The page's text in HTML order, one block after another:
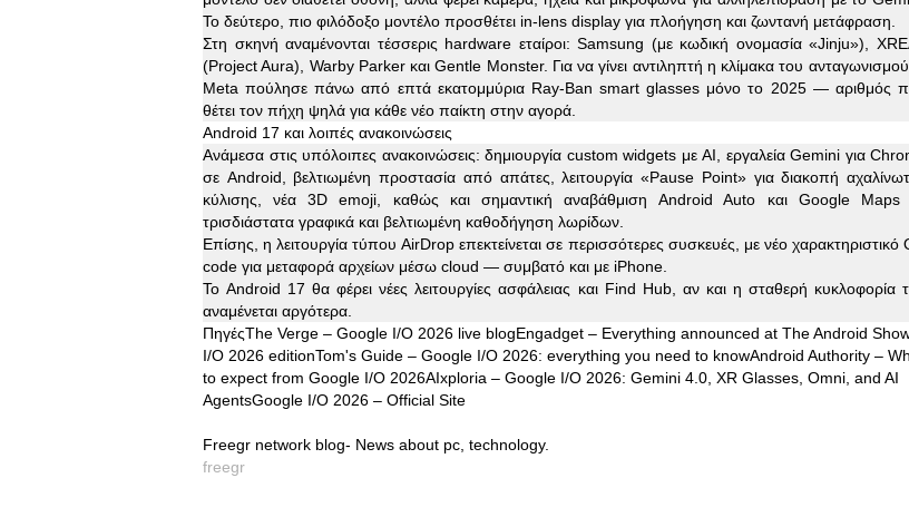
Το δεύτερο, πιο φιλόδοξο μοντέλο προσθέτει in-lens display για πλοήγηση και ζωντανή μετάφραση.
Στη σκηνή αναμένονται τέσσερις hardware εταίροι: Samsung (με κωδική ονομασία «Jinju»),
(Project Aura), Warby Parker και Gentle Monster. Για να γίνει αντιληπτή η κλίμακα του
Meta πούλησε πάνω από επτά εκατομμύρια Ray-Ban smart glasses μόνο το 2025 — αριθμός
θέτει τον πήχη ψηλά για κάθε νέο παίκτη στην αγορά.
Android 17 και λοιπές ανακοινώσεις
Ανάμεσα στις υπόλοιπες ανακοινώσεις: δημιουργία custom widgets με AI, εργαλεία Gemini για
σε Android, βελτιωμένη προστασία από απάτες, λειτουργία «Pause Point» για διακοπή
κύλισης, νέα 3D emoji, καθώς και σημαντική αναβάθμιση Android Auto και Google Maps
τρισδιάστατα γραφικά και βελτιωμένη καθοδήγηση λωρίδων.
Επίσης, η λειτουργία τύπου AirDrop επεκτείνεται σε περισσότερες συσκευές, με νέο χαρακτηριστικό
code για μεταφορά αρχείων μέσω cloud — συμβατό και με iPhone.
Το Android 17 θα φέρει νέες λειτουργίες ασφάλειας και Find Hub, αν και η σταθερή κυκλοφορία
αναμένεται αργότερα.
ΠηγέςThe Verge – Google I/O 2026 live blogEngadget – Everything announced at The Android
I/O 2026 editionTom's Guide – Google I/O 2026: everything you need to knowAndroid Authority –
to expect from Google I/O 2026AIxploria – Google I/O 2026: Gemini 4.0, XR Glasses, Omni, and AI
AgentsGoogle I/O 2026 – Official Site
Freegr network blog- News about pc, technology.
freegr